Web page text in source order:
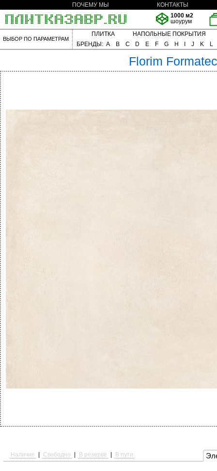
ПОЧЕМУ МЫ
КОНТАКТЫ
1000 м2
шоурум
ВЫБОР ПО ПАРАМЕТРАМ
ПЛИТКА
НАПОЛЬНЫЕ ПОКРЫТИЯ
БРЕНДЫ: A B C D E F G H J K L
Florim
Наличие Свободно В резерве В пути